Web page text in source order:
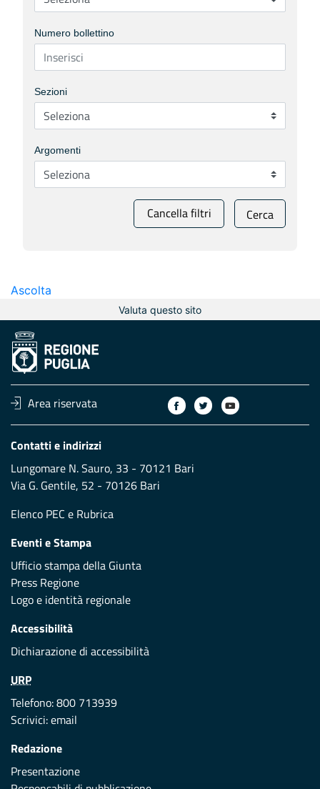
Numero bollettino
Sezioni
Argomenti
Cancella filtri Cerca
Ascolta
Valuta questo sito
Area riservata
Contatti e indirizzi
Lungomare N. Sauro, 33 - 70121 Bari
Via G. Gentile, 52 - 70126 Bari
Elenco PEC e Rubrica
Eventi e Stampa
Ufficio stampa della Giunta
Press Regione
Logo e identità regionale
Accessibilità
Dichiarazione di accessibilità
URP
Telefono: 800 713939
Scrivici:email
Redazione
Presentazione